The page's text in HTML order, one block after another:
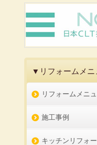
▼リフォームメニ
リフォームメニ
施工事例
キッチンリフォ